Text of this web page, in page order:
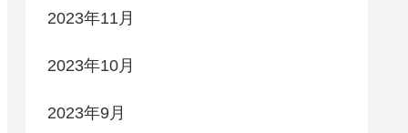
2023年11月
2023年10月
2023年9月